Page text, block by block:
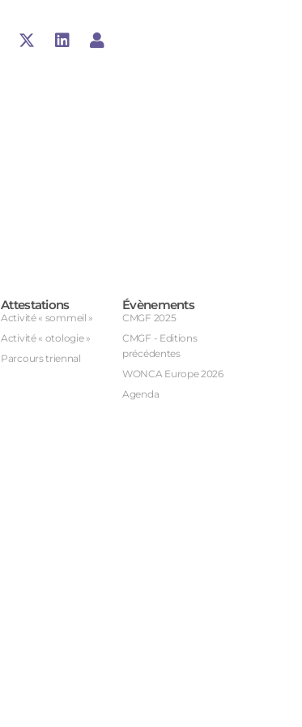
Attestations
Activité « sommeil »
Activité « otologie »
Parcours triennal
Évènements
CMGF 2025
CMGF - Editions
précédentes
WONCA Europe 2026
Agenda